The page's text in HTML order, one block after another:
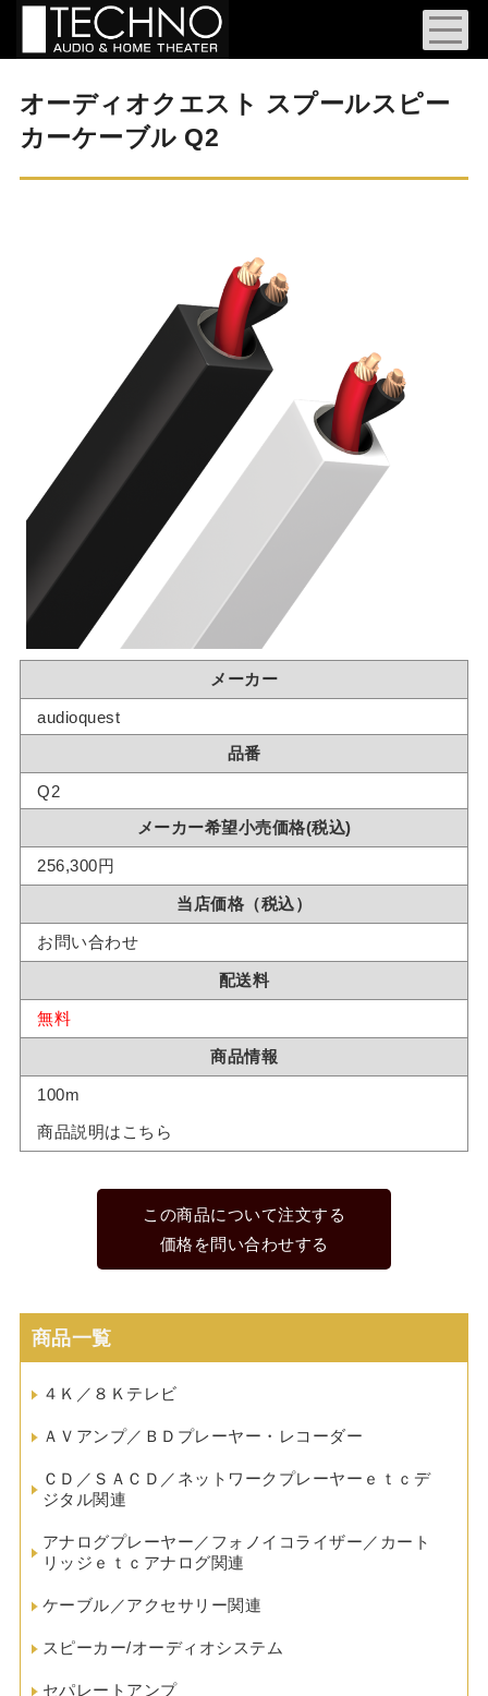
オーディオクエスト スプールスピー
カーケーブル Q2
メーカー
audioquest
品番
Q2
メーカー希望小売価格(税込)
256,300円
当店価格（税込）
お問い合わせ
配送料
無料
商品情報
100m
商品説明はこちら
この商品について注文する
価格を問い合わせする
商品一覧
４Ｋ／８Ｋテレビ
ＡＶアンプ／ＢＤプレーヤー・レコーダー
ＣＤ／ＳＡＣＤ／ネットワークプレーヤーｅｔｃデ
ジタル関連
アナログプレーヤー／フォノイコライザー／カート
リッジｅｔｃアナログ関連
ケーブル／アクセサリー関連
スピーカー/オーディオシステム
セパレートアンプ